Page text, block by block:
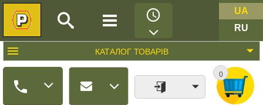
UA
RU
КАТАЛОГ ТОВАРІВ
0